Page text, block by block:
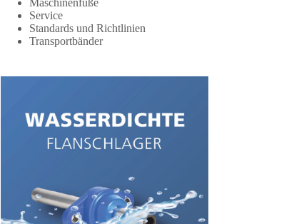
Service
Standards und Richtlinien
Transportbänder